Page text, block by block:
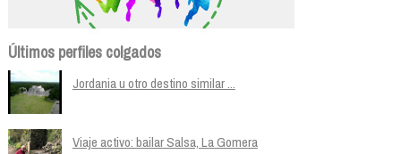
Últimos perfiles colgados
Jordania u otro destino similar ...
Viaje activo: bailar Salsa, La Gomera